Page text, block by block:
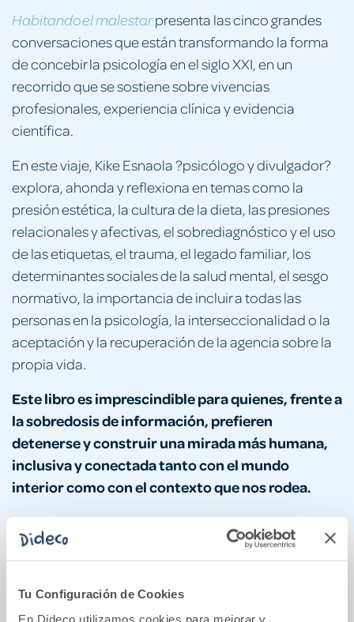
Tu Configuración de Cookies
En Dideco utilizamos cookies para mejorar y
Habitando el malestarpresenta las cinco grandes
conversaciones que están transformando la forma
de concebir la psicología en el siglo XXI, en un
recorrido que se sostiene sobre vivencias
profesionales, experiencia clínica y evidencia
científica.
En este viaje, Kike Esnaola ?psicólogo y divulgador?
explora, ahonda y reflexiona en temas como la
presión estética, la cultura de la dieta, las presiones
relacionales y afectivas, el sobrediagnóstico y el uso
de las etiquetas, el trauma, el legado familiar, los
determinantes sociales de la salud mental, el sesgo
normativo, la importancia de incluir a todas las
personas en la psicología, la interseccionalidad o la
aceptación y la recuperación de la agencia sobre la
propia vida.
Este libro es imprescindible para quienes, frente a
la sobredosis de información, prefieren
detenerse y construir una mirada más humana,
inclusiva y conectada tanto con el mundo
interior como con el contexto que nos rodea.
También podría gustarte...